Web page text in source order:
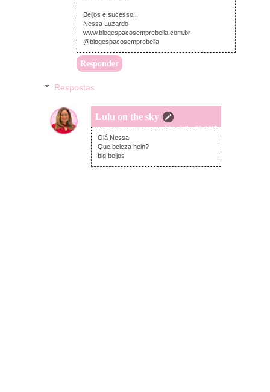
Beijos e sucesso!!
Nessa Luzardo
www.blogespacosemprebella.com.br
@blogespacosemprebella
Responder
Respostas
Lulu on the sky
terça-feira, julho 18, 2017
Olá Nessa,
Que beleza hein?
big beijos